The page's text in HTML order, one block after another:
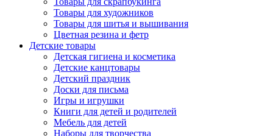
Товары для художников
Товары для шитья и вышивания
Цветная резина и фетр
Детские товары
Детская гигиена и косметика
Детские канцтовары
Детский праздник
Доски для письма
Игры и игрушки
Книги для детей и родителей
Мебель для детей
Наборы для творчества